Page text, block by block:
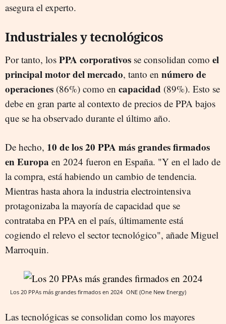
asegura el experto.
Industriales y tecnológicos
Por tanto, los PPA corporativos se consolidan como el
principal motor del mercado, tanto en número de
operaciones (86%) como en capacidad (89%). Esto se
debe en gran parte al contexto de precios de PPA bajos
que se ha observado durante el último año.
De hecho, 10 de los 20 PPA más grandes firmados
en Europa en 2024 fueron en España. "Y en el lado de
la compra, está habiendo un cambio de tendencia.
Mientras hasta ahora la industria electrointensiva
protagonizaba la mayoría de capacidad que se
contrataba en PPA en el país, últimamente está
cogiendo el relevo el sector tecnológico", añade Miguel
Marroquin.
Los 20 PPAs más grandes firmados en 2024 ONE (One New Energy)
Las tecnológicas se consolidan como los mayores